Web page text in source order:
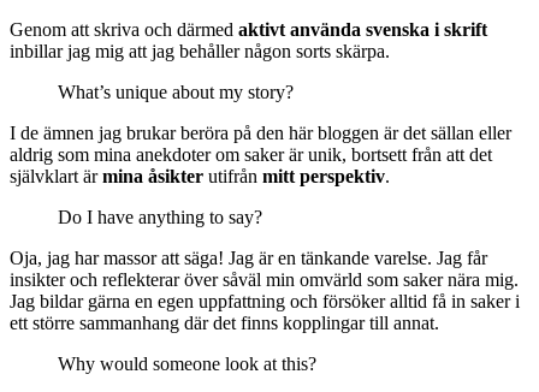
Genom att skriva och därmed aktivt använda svenska i skrift
inbillar jag mig att jag behåller någon sorts skärpa.
What’s unique about my story?
I de ämnen jag brukar beröra på den här bloggen är det sällan eller
aldrig som mina anekdoter om saker är unik, bortsett från att det
självklart ärmina åsikter utifrån mitt perspektiv.
Do I have anything to say?
Oja, jag har massor att säga! Jag är en tänkande varelse. Jag får
insikter och reflekterar över såväl min omvärld som saker nära mig.
Jag bildar gärna en egen uppfattning och försöker alltid få in saker i
ett större sammanhang där det finns kopplingar till annat.
Why would someone look at this?